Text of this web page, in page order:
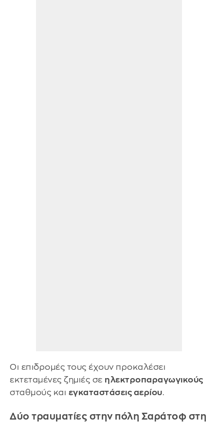
Οι επιδρομές τους έχουν προκαλέσει
εκτεταμένες ζημιές σε ηλεκτροπαραγωγικούς
σταθμούς και εγκαταστάσεις αερίου.
Δύο τραυματίες στην πόλη Σαράτοφ στη